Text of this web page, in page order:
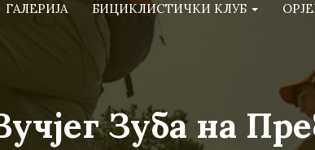
ГАЛЕРИЈА БИЦИКЛИСТИЧКИ КЛУБ
Зуба на